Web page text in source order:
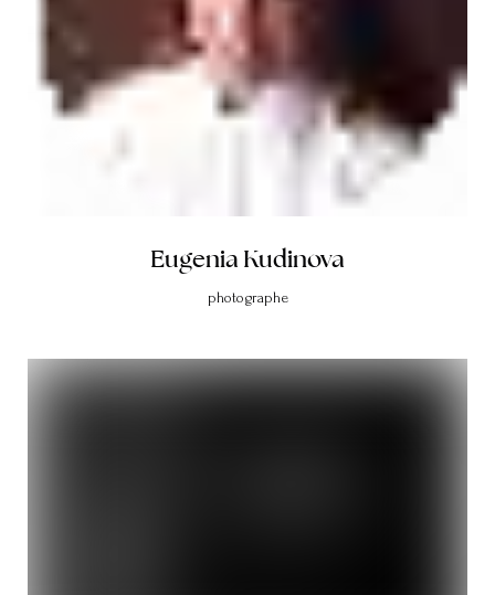
Eugenia Kudinova
photographe